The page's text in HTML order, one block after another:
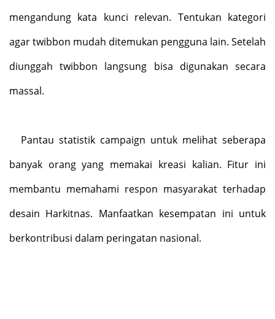
mengandung kata kunci relevan. Tentukan kategori
agar twibbon mudah ditemukan pengguna lain. Setelah
diunggah twibbon langsung bisa digunakan secara
massal.
Pantau statistik campaign untuk melihat seberapa
banyak orang yang memakai kreasi kalian. Fitur ini
membantu memahami respon masyarakat terhadap
desain Harkitnas. Manfaatkan kesempatan ini untuk
berkontribusi dalam peringatan nasional.